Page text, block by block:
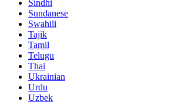
Sindhi
Sundanese
Swahili
Tajik
Tamil
Telugu
Thai
Ukrainian
Urdu
Uzbek